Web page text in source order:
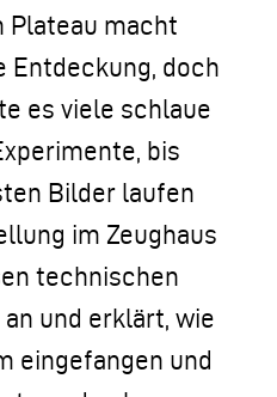
Plateau macht
Entdeckung, doch
es viele schlaue
bis
Bilder laufen
im Zeughaus
technischen
und erklärt, wie
eingefangen und